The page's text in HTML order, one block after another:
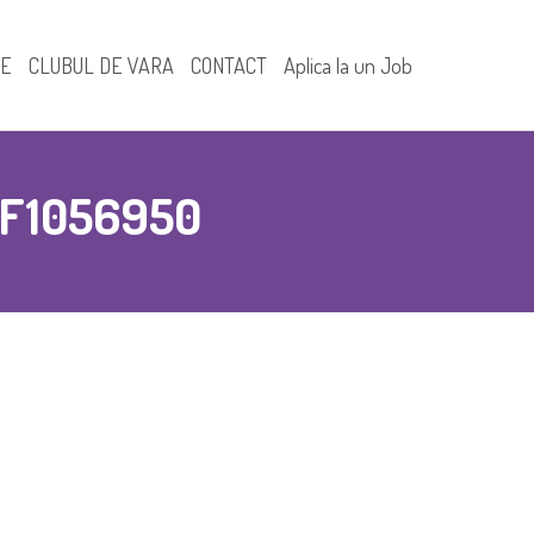
CLUBUL DE VARA CONTACT Aplica la un Job